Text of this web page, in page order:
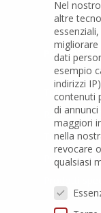
PRODOTTI
Tubi PVC
Raccordi
Tubi e
Pozzi
Nel
altre
migliorare
dati
esempio
indirizzi
contenuti
di
maggiori
nella
revocare
qualsiasi